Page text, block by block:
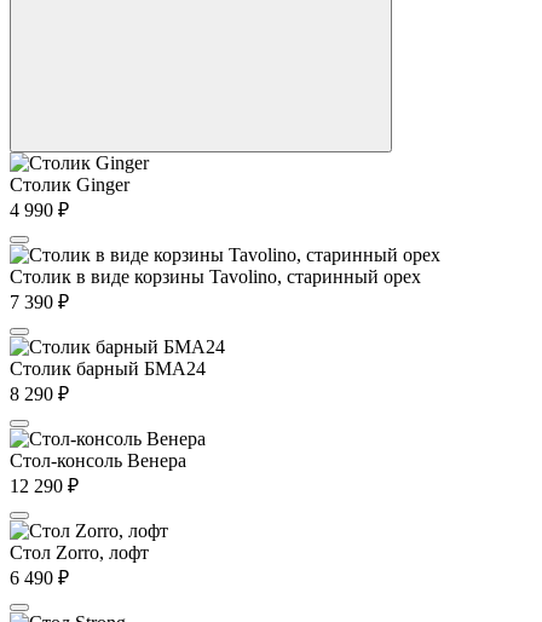
Столик Ginger
4 990 ₽
Столик в виде корзины Tavolino, старинный орех
7 390 ₽
Столик барный БМА24
8 290 ₽
Стол-консоль Венера
12 290 ₽
Стол Zorro, лофт
6 490 ₽